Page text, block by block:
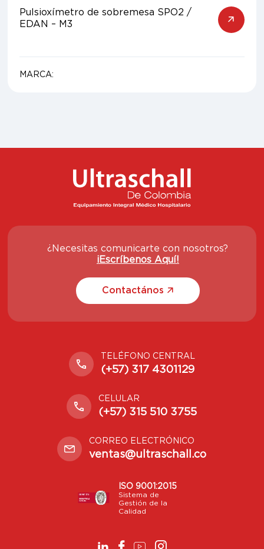
Pulsioxímetro de sobremesa SPO2 /
EDAN – M3
MARCA:
¿Necesitas comunicarte con nosotros?
¡Escríbenos Aquí!
Contactános
TELÉFONO CENTRAL
(+57) 317 4301129
CELULAR
(+57) 315 510 3755
CORREO ELECTRÓNICO
ventas@ultraschall.co
ISO 9001:2015
Sistema de
Gestión de la
Calidad